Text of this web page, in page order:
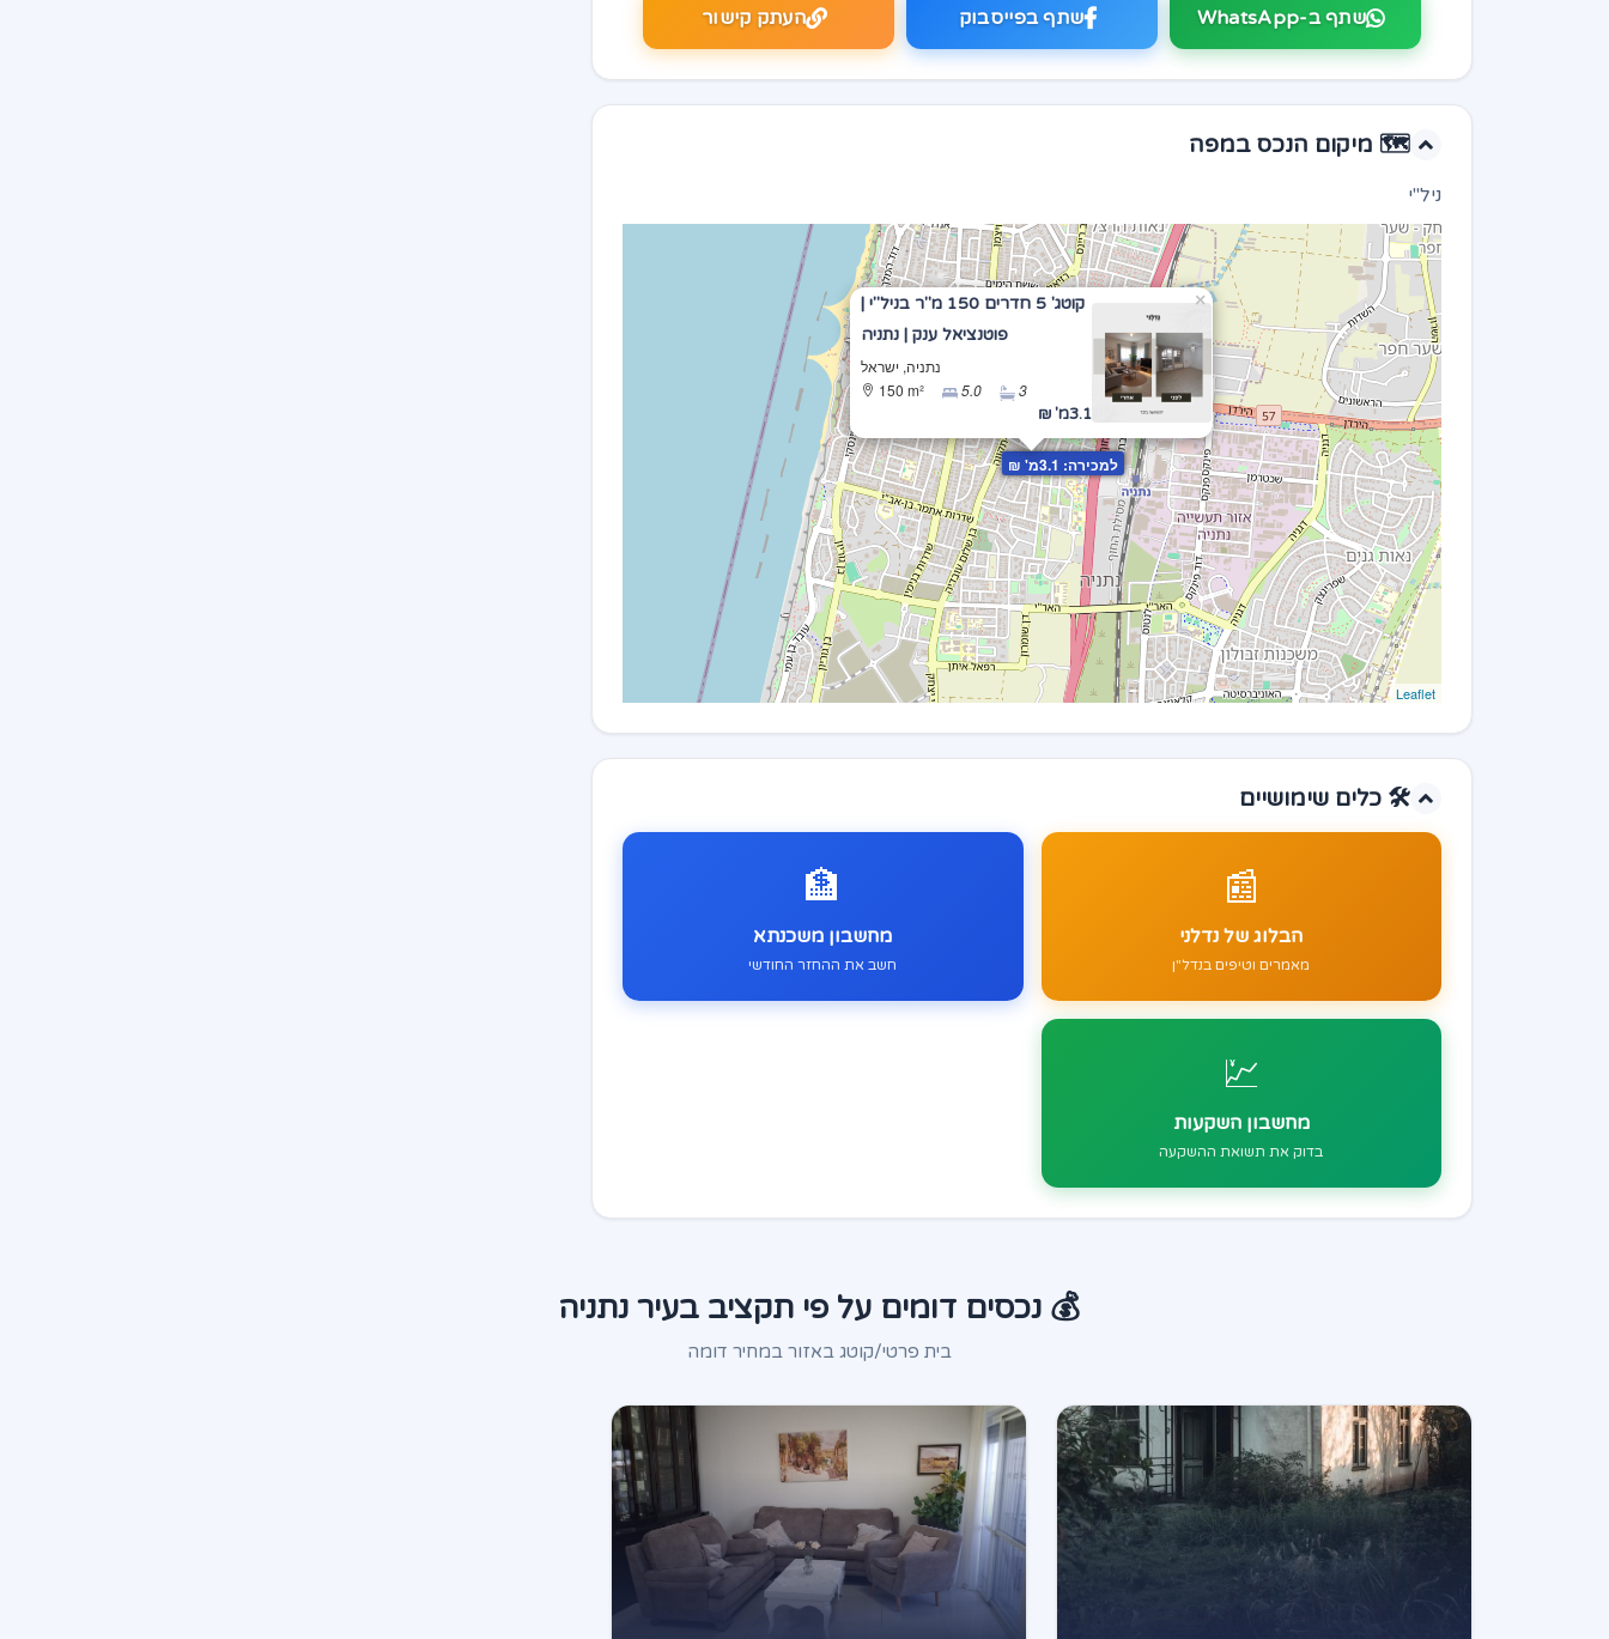
שתף ב-WhatsApp שתף בפייסבוק העתק קישור
🗺️ מיקום הנכס במפה
ניל"י
למכירה: 3.1מ' ₪
קוטג' 5 חדרים 150 מ"ר בניל"י |
פוטנציאל ענק | נתניה
נתניה, ישראל
150 m²
5.0 3
3.1מ' ₪
×
Leaflet
🛠️ כלים שימושיים
📰
הבלוג של נדלני
מאמרים וטיפים בנדל"ן
🏦
מחשבון משכנתא
חשב את ההחזר החודשי
💹
מחשבון השקעות
בדוק את תשואת ההשקעה
💰 נכסים דומים על פי תקציב בעיר נתניה
בית פרטי/קוטג באזור במחיר דומה